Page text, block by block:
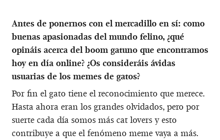
Antes de ponernos con el mercadillo en sí: como
buenas apasionadas del mundo felino, ¿qué
opináis acerca del boom gatuno que encontramos
hoy en día online? ¿Os consideráis ávidas
usuarias de los memes de gatos?
Por fin el gato tiene el reconocimiento que merece.
Hasta ahora eran los grandes olvidados, pero por
suerte cada día somos más cat lovers y esto
contribuye a que el fenómeno meme vaya a más.